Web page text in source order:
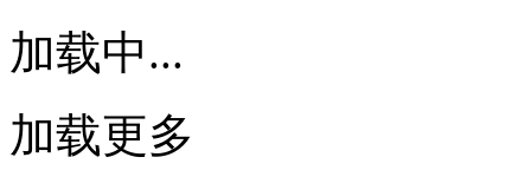
加载中...
加载更多